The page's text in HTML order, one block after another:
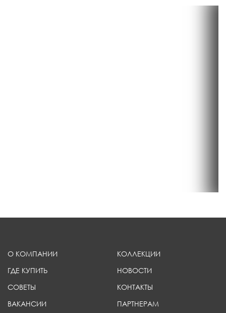
О КОМПАНИИ
КОЛЛЕКЦИИ
ГДЕ КУПИТЬ
НОВОСТИ
СОВЕТЫ
КОНТАКТЫ
ВАКАНСИИ
ПАРТНЕРАМ